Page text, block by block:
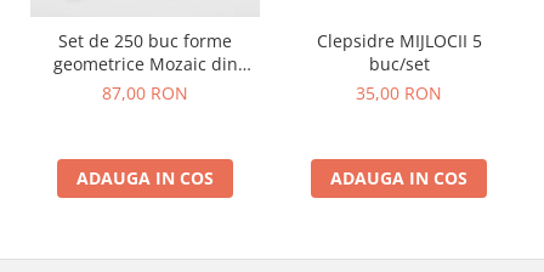
Pregătire pentru școală
Pregătirea scrierii de mână
Secventialitate
Stiinte
Mărgele de călcat HAMA
Margele HAMA MAXI
Set de 250 buc forme
geometrice Mozaic din
plastic
87,00 RON
ADAUGA IN COS
Clepsidre MIJLOCII 5
buc/set
35,00 RON
ADAUGA IN COS